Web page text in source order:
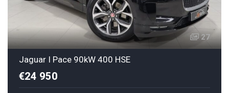
27
Jaguar I Pace 90kW 400 HSE
€24 950